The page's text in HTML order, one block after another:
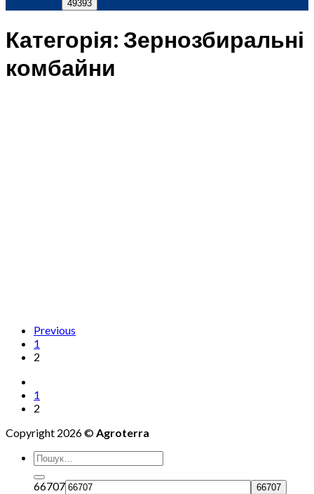
Категорія: Зернозбиральні
комбайни
Previous
1
2
1
2
Copyright 2026 ©Agroterra
66707